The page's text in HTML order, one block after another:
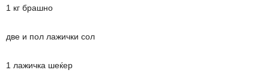
1 кг брашно
две и пол лажички сол
1 лажичка шеќер